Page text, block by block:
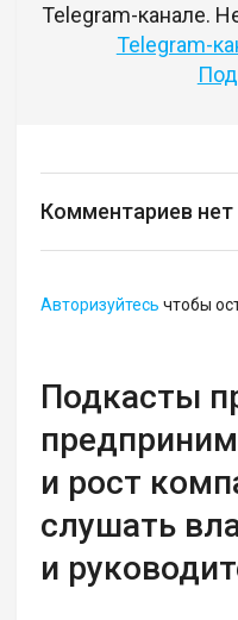
Telegram-канале.
Telegram-
Комментариев нет
Авторизуйтесь чтобы
Подкасты
и рост
слушать
и